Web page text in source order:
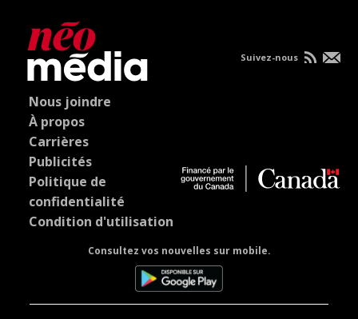
Nous joindre
À propos
Carrières
Publicités
Politique de
confidentialité
Condition d'utilisation
Consultez vos nouvelles sur mobile.
Suivez-nous